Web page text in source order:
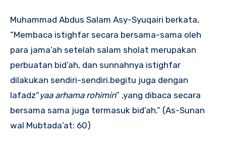
Muhammad Abdus Salam Asy-Syuqairi berkata,
”Membaca istighfar secara bersama-sama oleh
para jama’ah setelah salam sholat merupakan
perbuatan bid’ah, dan sunnahnya istighfar
dilakukan sendiri-sendiri.begitu juga dengan
lafadz“yaa arhama rohimin” ,yang dibaca secara
bersama sama juga termasuk bid’ah.” (As-Sunan
wal Mubtada’at: 60)